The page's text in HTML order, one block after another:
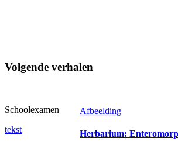
Volgende verhalen
Schoolexamen
tekst
Afbeelding
Herbarium: